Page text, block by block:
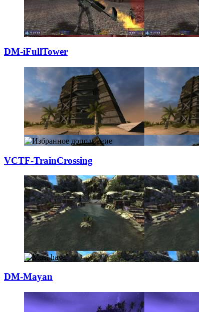
DM-iFullTower
VCTF-TrainCrossi­ng
DM-Mayan